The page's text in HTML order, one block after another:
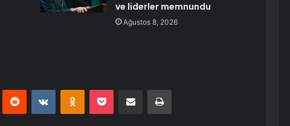
ve liderler memnundu
Ağustos 8, 2026
Reddit VKontakteOdnoklassniki
Pocket E-Posta ile paylaş Yazdır